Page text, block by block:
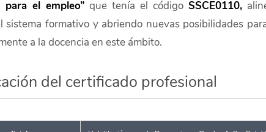
para el empleo” que tenía el código SSCE0110,
sistema formativo y abriendo nuevas posibilidades
a la docencia en este ámbito.
del certificado profesional